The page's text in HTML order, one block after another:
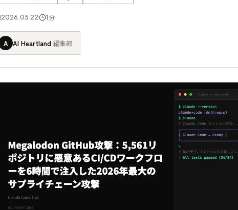
2026.05.22 1分
A AI Heartland·編集部